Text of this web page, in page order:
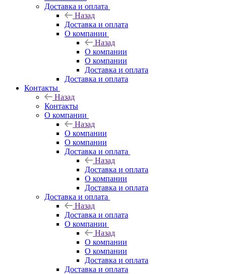
Доставка и оплата
Назад
Доставка и оплата
О компании
Назад
О компании
О компании
Доставка и оплата
Доставка и оплата
Контакты
Назад
Контакты
О компании
Назад
О компании
О компании
Доставка и оплата
Назад
Доставка и оплата
О компании
Доставка и оплата
Доставка и оплата
Назад
Доставка и оплата
О компании
Назад
О компании
О компании
Доставка и оплата
Доставка и оплата